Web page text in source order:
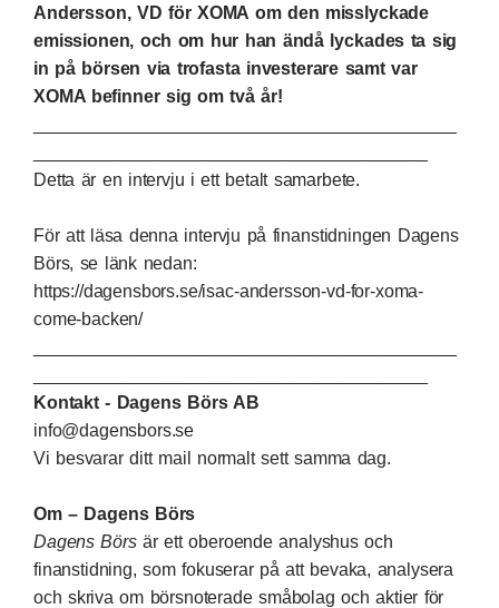
Andersson, VD för XOMA om den misslyckade
emissionen, och om hur han ändå lyckades ta sig
in på börsen via trofasta investerare samt var
XOMA befinner sig om två år!
Detta är en intervju i ett betalt samarbete.
För att läsa denna intervju på finanstidningen Dagens
Börs, se länk nedan:
https://dagensbors.se/isac-andersson-vd-for-xoma-
come-backen/
Kontakt - Dagens Börs AB
info@dagensbors.se
Vi besvarar ditt mail normalt sett samma dag.
Om – Dagens Börs
Dagens Börsär ett oberoende analyshus och
finanstidning, som fokuserar på att bevaka, analysera
och skriva om börsnoterade småbolag och aktier för